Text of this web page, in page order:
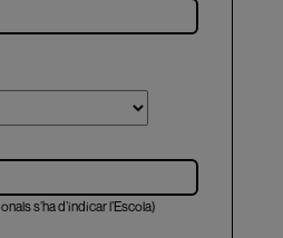
s’ha d’indicar l’Escola)